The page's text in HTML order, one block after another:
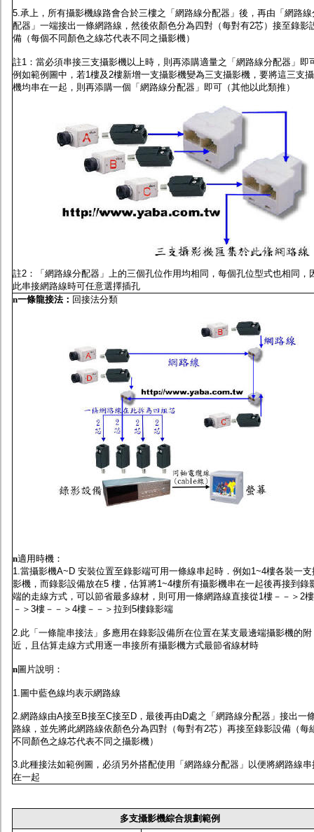
5.承上，所有攝影機線路會合於三樓之「網路線分配器」後，再由「網路線
配器」一端接出一條網路線，然後依顏色分為四對（每對有2芯）接至錄影
備（每個不同顏色之線芯代表不同之攝影機）
註1：當必須串接三支攝影機以上時，則再添購適量之「網路線分配器」即
例如範例圖中，若1樓及2樓新增一支攝影機變為三支攝影機，要將這三支
機均串在一起，則再添購一個「網路線分配器」即可（其他以此類推）
註2：「網路線分配器」上的三個孔位作用均相同，每個孔位型式也相同，
此串接網路線時可任意選擇插孔
n一條龍接法： 回接法分類
n適用時機：
1.當攝影機A~D 安裝位置至錄影端可用一條線串起時．例如1~4樓各裝一支
影機，而錄影設備放在5 樓，估算將1~4樓所有攝影機串在一起後再接到錄
端的走線方式，可以節省最多線材，則可用一條網路線直接從1樓－－＞2
－＞3樓－－＞4樓－－＞拉到5樓錄影端
2.此「一條龍串接法」多應用在錄影設備所在位置在某支最邊端攝影機的附
近，且估算走線方式用逐一串接所有攝影機方式最節省線材時
n圖片說明：
1.圖中藍色線均表示網路線
2.網路線由A接至B接至C接至D，最後再由D處之「網路線分配器」接出一
路線，並先將此網路線依顏色分為四對（每對有2芯）再接至錄影設備（每
不同顏色之線芯代表不同之攝影機）
3.此種接法如範例圖，必須另外搭配使用「網路線分配器」以便將網路線串
在一起
多支攝影機綜合規劃範例